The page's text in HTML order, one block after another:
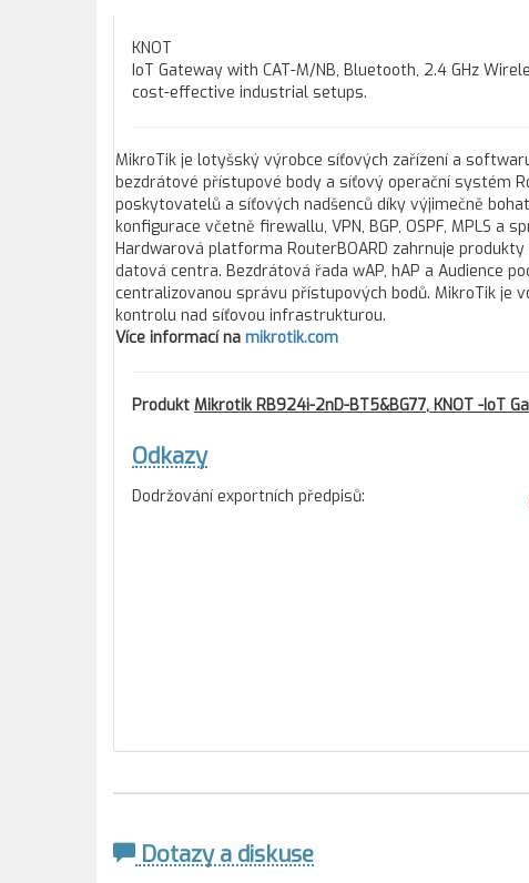
KNOT
IoT Gateway with CAT-M/NB, Bluetooth, 2.4 GHz
cost-effective industrial setups.
MikroTik je lotyšský výrobce síťových zařízení a
bezdrátové přístupové body a síťový operační systém
poskytovatelů a síťových nadšenců díky výjimečně
konfigurace včetně firewallu, VPN, BGP, OSPF, MPLS
Hardwarová platforma RouterBOARD zahrnuje
datová centra. Bezdrátová řada wAP, hAP a Audience
centralizovanou správu přístupových bodů. MikroTik je
kontrolu nad síťovou infrastrukturou.
Více informací na mikrotik.com
Produkt Mikrotik RB924i-2nD-BT5&BG77, KNOT -IoT
Odkazy
Dodržování exportních předpisů:
Dotazy a diskuse